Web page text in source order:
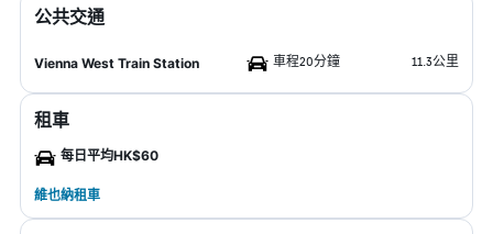
公共交通
Vienna West Train Station 車程20分鐘 11.3公里
租車
每日平均HK$60
維也納租車